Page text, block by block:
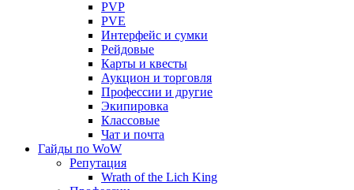
PVP
PVE
Интерфейс и сумки
Рейдовые
Карты и квесты
Аукцион и торговля
Профессии и другие
Экипировка
Классовые
Чат и почта
Гайды по WoW
Репутация
Wrath of the Lich King